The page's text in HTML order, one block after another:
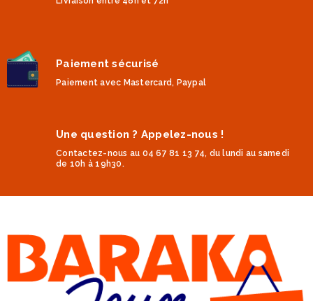
Paiement sécurisé
Paiement avec Mastercard, Paypal
Une question ? Appelez-nous !
Contactez-nous au 04 67 81 13 74, du lundi au samedi
de 10h à 19h30.